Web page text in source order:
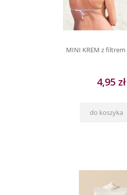
MINI KREM z
4,95 zł
do koszyka